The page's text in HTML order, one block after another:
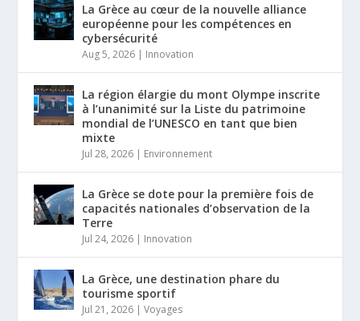
La Grèce au cœur de la nouvelle alliance
européenne pour les compétences en
cybersécurité
Aug 5, 2026 | Innovation
La région élargie du mont Olympe inscrite
à l’unanimité sur la Liste du patrimoine
mondial de l’UNESCO en tant que bien
mixte
Jul 28, 2026 | Environnement
La Grèce se dote pour la première fois de
capacités nationales d’observation de la
Terre
Jul 24, 2026 | Innovation
La Grèce, une destination phare du
tourisme sportif
Jul 21, 2026 |Voyages